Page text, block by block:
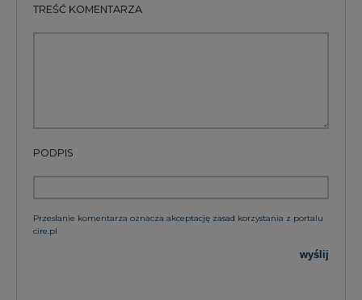
TREŚĆ KOMENTARZA
PODPIS
Przesłanie komentarza oznacza akceptację zasad korzystania z portalu
cire.pl
wyślij